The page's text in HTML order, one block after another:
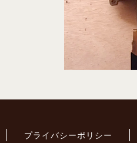
プライバシーポリシー